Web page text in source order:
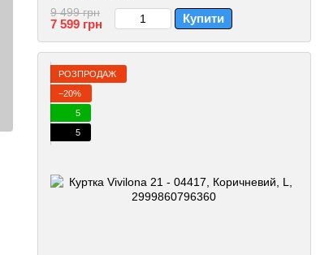
9 499 грн
7 599 грн Купити
РОЗПРОДАЖ
−20%
5
5